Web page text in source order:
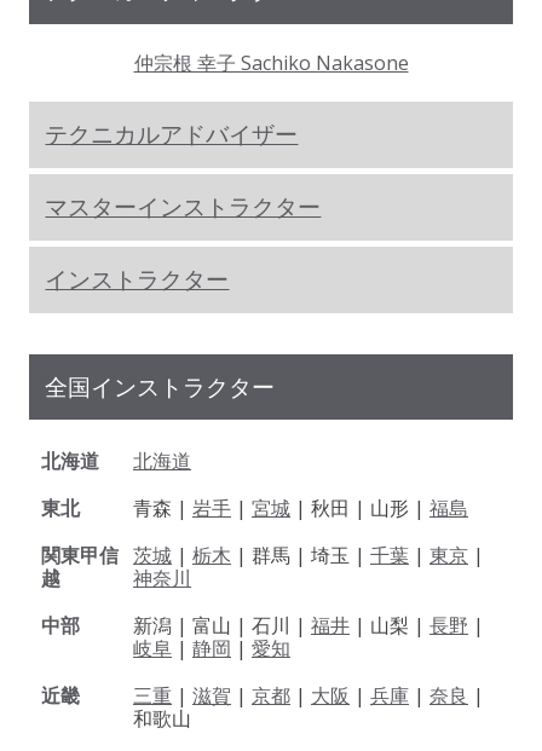
仲宗根 幸子 Sachiko Nakasone
テクニカルアドバイザー
マスターインストラクター
インストラクター
全国インストラクター
北海道
北海道
東北
青森 | 岩手 | 宮城 | 秋田 | 山形 | 福島
関東甲信
越
茨城 | 栃木 | 群馬 | 埼玉 | 千葉 | 東京 |
神奈川
中部
新潟 | 富山 | 石川 | 福井 | 山梨 | 長野 |
岐阜 | 静岡 | 愛知
近畿
三重 | 滋賀 | 京都 | 大阪 | 兵庫 | 奈良 |
和歌山